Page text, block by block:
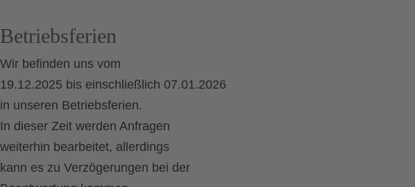
Betriebsferien
Wir befinden uns vom
19.12.2025 bis einschließlich 07.01.2026
in unseren Betriebsferien.
In dieser Zeit werden Anfragen
weiterhin bearbeitet, allerdings
kann es zu Verzögerungen bei der